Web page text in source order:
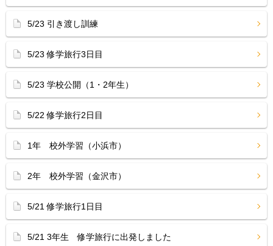
5/23 引き渡し訓練
5/23 修学旅行3日目
5/23 学校公開（1・2年生）
5/22 修学旅行2日目
1年 校外学習（小浜市）
2年 校外学習（金沢市）
5/21 修学旅行1日目
5/21 3年生 修学旅行に出発しました